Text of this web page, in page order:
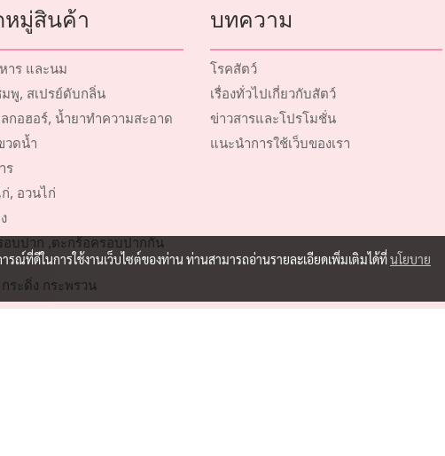
หมู่สินค้า
าร และนม
พู, สเปรย์ดับกลิ่น
กอฮอร์, น้ำยาทำความสะอาด
วดน้ำ
ร
, อวนไก่
อบปาก ,ตะกร้อครอบปากกัน
ระดิ่ง กระพรวน
บทความ
โรคสัตว์
เรื่องทั่วไปเกี่ยวกับสัตว์
ข่าวสารและโปรโมชั่น
แนะนำการใช้เว็บของเรา
ณ์ที่ดีในการใช้งานเว็บไซต์ของท่าน ท่านสามารถอ่านรายละเอียดเพิ่มเติมได้ที่นโยบาย